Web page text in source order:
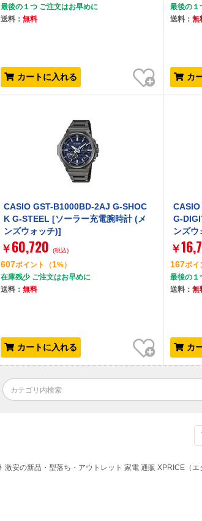
激安の新品・型落ち・アウトレット 家電 通販 XPRICE（エ
最後の１つ ご注文はお早めに
送料：無料
カートに入れる
お気に入り
最後の１
送料： 無
カ
CASIO GST-B1000BD-2AJ G-SHOC
K G-STEEL [ソーラー充電腕時計 (メ
ンズウォッチ)]
￥ 60,720 (税込)
607ポイント （1%）
在庫残少 ご注文はお早めに
送料：無料
カートに入れる
お気に入り
G-
ンズウ
￥
167ポイ
最後の１
送料： 無
カ